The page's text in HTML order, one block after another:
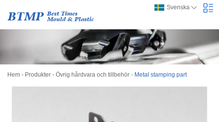
Svenska
Hem - Produkter - Övrig hårdvara och tillbehör - Metal stamping part